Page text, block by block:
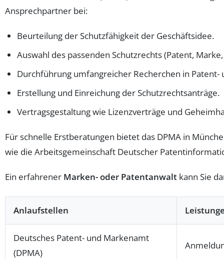
Ansprechpartner bei:
Beurteilung der Schutzfähigkeit der Geschäftsidee.
Auswahl des passenden Schutzrechts (Patent,
Durchführung umfangreicher Recherchen in
Erstellung und Einreichung der Schutzrechtsanträge.
Vertragsgestaltung wie Lizenzverträge und
Für schnelle Erstberatungen bietet das DPMA in
wie die Arbeitsgemeinschaft Deutscher
Ein erfahrener Marken- oder Patentanwalt kann Sie
Anlaufstellen
Deutsches Patent- und Markenamt
(DPMA)